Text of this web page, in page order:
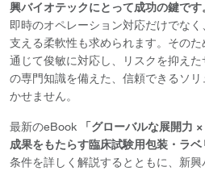
興バイオテックにとって成功の鍵です。
即時のオペレーション対応だけでな
支える柔軟性も求められます。その
通じて俊敏に対応し、リスクを抑え
の専門知識を備えた、信頼できるソ
かせません。
最新のeBook
「グローバルな展開力
成果をもたらす臨床試験用包装・ラベ
条件を詳しく解説するとともに、新